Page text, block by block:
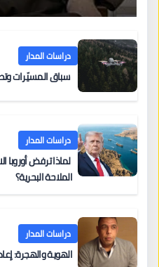
دراسات المدار
سباق المسيّرات
دراسات المدار
لماذا ترفض أوروبا
الملاحة البحرية؟
دراسات المدار
الهوية والهجرة: